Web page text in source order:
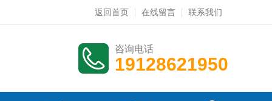
返回首页 在线留言 联系我们
咨询电话
19128621950